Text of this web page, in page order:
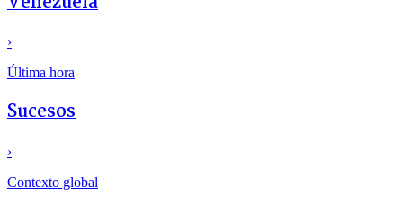
›
Última hora
Sucesos
›
Contexto global